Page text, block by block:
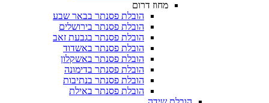
הובלת פסנתר בבאר שבע
הובלת פסנתר בירושלים
הובלת פסנתר בגבעת זאב
הובלת פסנתר באשדוד
הובלת פסנתר באשקלון
הובלת פסנתר בדימונה
הובלת פסנתר בנתיבות
הובלת פסנתר באילת